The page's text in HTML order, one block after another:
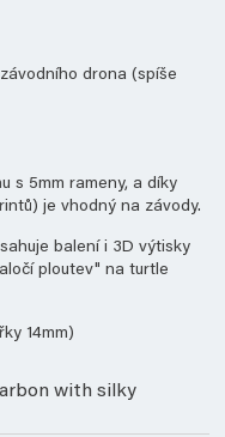
drona (spíše
s 5mm rameny, a díky
je vhodný na závody.
balení i 3D výtisky
ploutev" na turtle
14mm)
with silky